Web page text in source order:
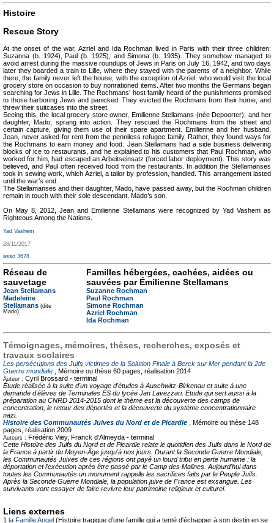
Histoire
Rescue Story
At the onset of the war, Azriel and Ida Rochman lived in Paris with their three children:
Suzanna (b. 1924), Paul (b. 1925), and Simona (b. 1935). They somehow managed to
avoid arrest during the massive roundups of Jews in Paris on July 16, 1942, and two days
later they boarded a train to Lille, where they stayed with the parents of a neighbor. While
there, the family never left the house, with the exception of Azriel, who would visit the local
grocery store on occasion to buy nonrationed items. After two months the Germans began
searching for Jews in Lille. The Rochmans’ host family heard of the punishments promised
to those harboring Jews and panicked. They evicted the Rochmans from their home, and
threw their suitcases into the street.
Seeing this, the local grocery store owner, Emilienne Stellamans (née Depoorter), and her
daughter, Mado, sprang into action. They rescued the Rochmans from the street and
certain capture, giving them use of their spare apartment. Emilienne and her husband,
Jean, never asked for rent from the penniless refugee family. Rather, they found ways for
the Rochmans to earn money and food. Jean Stellamans had a side business delivering
blocks of ice to restaurants, and he explained to his customers that Paul Rochman, who
worked for him, had escaped an Arbeitseinsatz (forced labor deployment). This story was
believed, and Paul often received food from the restaurants. In addition the Stellamanses
took in sewing work, which Azriel, a tailor by profession, handled. This arrangement lasted
until the war’s end.
The Stellamanses and their daughter, Mado, have passed away, but the Rochman children
remain in touch with their sole descendant, Mado’s son.
On May 8, 2012, Jean and Emilienne Stellamans were recognized by Yad Vashem as
Righteous Among the Nations.
Yad Vashem
28/11/2017
asso 3678
Réseau de
sauvetage
Jean Stellamans
Madeleine
Stellamans (dite
Mado)
Familles hébergées, cachées, aidées ou
sauvées par Émilienne Stellamans
Suzanne Rochman
Paul Rochman
Simone Rochman
Azriel Rochman
Ida Rochman
Témoignages, mémoires, thèses, recherches, exposés et
travaux scolaires
Les persécutions des Juifs victimes de la Solution Finale à Berck sur Mer pendant la 2de
Guerre mondiale
, Mémoire ou thèse 60 pages, réalisation 2014
Auteur : Cyril Brossard - terminal
Étude réalisée à la suite d'un voyage d'études à Auschwitz-Birkenau et suite à une
demande d'élèves de Terminales ES du lycée Jan Lavezzari. Etude qui sert aussi à la
préparation au CNRD 2014-2015 dont le thème est la découverte des camps de
concentration, le retour des déportés et la découverte du système concentrationnaire
nazi.
Histoire des Communautés Juives du Nord et de Picardie , Mémoire ou thèse 148
pages, réalisation 2009
Auteurs : Frédéric Viey, Franck d'Almeyda - terminal
Cette Histoire des Juifs du Nord et de Picardie relate le quotidien des Juifs dans le Nord de
la France à partir du Moyen-Âge jusqu'à nos jours. Durant la Seconde Guerre Mondiale,
les Communautés Juives de ces régions ont payé un lourd tribu en perte humaine : la
déportation et l'exécution après être passé par le Camp des Malines. Aujourd'hui dans
toutes les Communautés un monument rappelle les sacrifices faits par le Peuple Juifs.
Après la Seconde Guerre Mondiale, la population juive de France est exsangue. Les
survivants vont essayer de faire revivre leur patrimoine religieux et culturel.
Liens externes
1 la Famille Angel (Histoire tragique d'une famille qui a tenté d'échapper à son destin en se